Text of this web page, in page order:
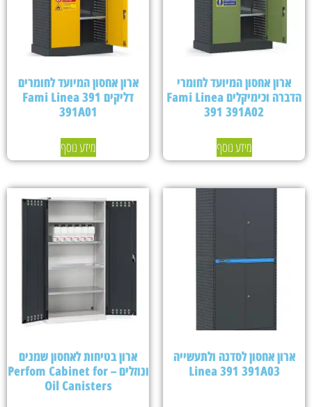
ארון אחסון המיועד לחומרי
הדברה וכימיקלים Fami Linea
391 391A02
מידע נוסף
ארון אחסון המיועד לחומרים
דליקים Fami Linea 391
391A01
מידע נוסף
ארון אחסון לסדנה ולתעשייה
Linea 391 391A03
ארון בטיחות לאחסון שמנים
ונוזלים – Perfom Cabinet for
Oil Canisters